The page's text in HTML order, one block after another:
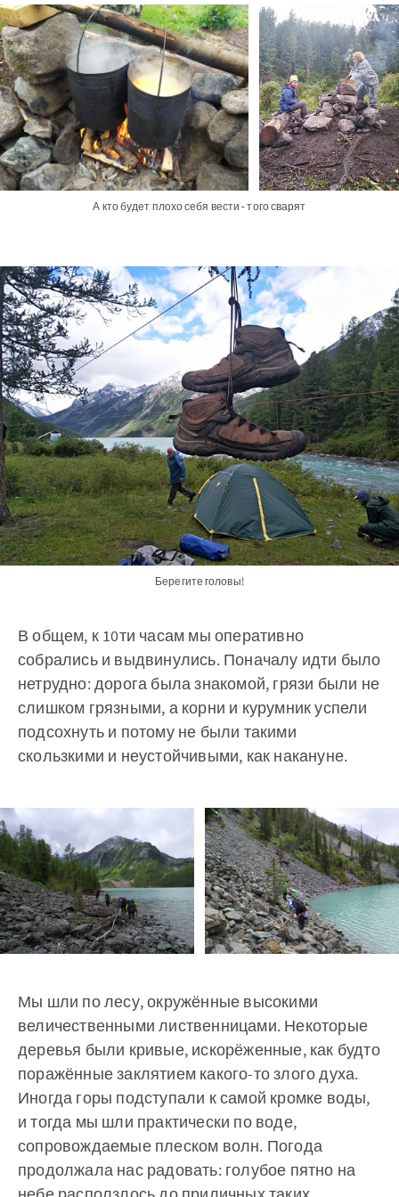
А кто будет плохо себя вести - того сварят
Берегите головы!
В общем, к 10ти часам мы оперативно
собрались и выдвинулись. Поначалу идти было
нетрудно: дорога была знакомой, грязи были не
слишком грязными, а корни и курумник успели
подсохнуть и потому не были такими
скользкими и неустойчивыми, как накануне.
Мы шли по лесу, окружённые высокими
величественными лиственницами. Некоторые
деревья были кривые, искорёженные, как будто
поражённые заклятием какого-то злого духа.
Иногда горы подступали к самой кромке воды,
и тогда мы шли практически по воде,
сопровождаемые плеском волн. Погода
продолжала нас радовать: голубое пятно на